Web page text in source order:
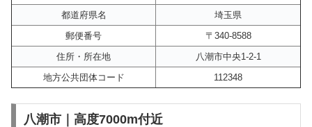
都道府県名
埼玉県
郵便番号
〒340-8588
住所・所在地
八潮市中央1-2-1
地方公共団体コード
112348
八潮市｜高度7000m付近